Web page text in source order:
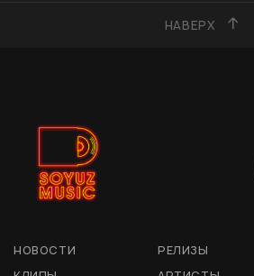
НАВЕРХ
НОВОСТИ
РЕЛИЗЫ